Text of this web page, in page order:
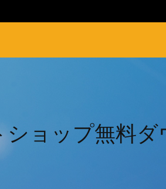
ョップ無料ダ